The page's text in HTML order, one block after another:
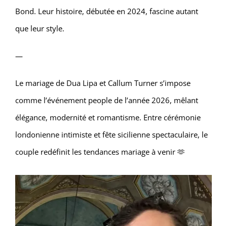
Bond. Leur histoire, débutée en 2024, fascine autant
que leur style.
—
Le mariage de Dua Lipa et Callum Turner s’impose
comme l’événement people de l’année 2026, mêlant
élégance, modernité et romantisme. Entre cérémonie
londonienne intimiste et fête sicilienne spectaculaire, le
couple redéfinit les tendances mariage à venir 🫶